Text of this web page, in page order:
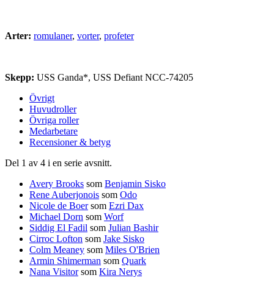
Arter: romulaner, vorter, profeter
Skepp: USS Ganda*, USS Defiant NCC-74205
Övrigt
Huvudroller
Övriga roller
Medarbetare
Recensioner & betyg
Del 1 av 4 i en serie avsnitt.
Avery Brooks som Benjamin Sisko
Rene Auberjonois som Odo
Nicole de Boersom Ezri Dax
Michael Dorn som Worf
Siddig El Fadil som Julian Bashir
Cirroc Lofton som Jake Sisko
Colm Meaney som Miles O'Brien
Armin Shimerman som Quark
Nana Visitorsom Kira Nerys